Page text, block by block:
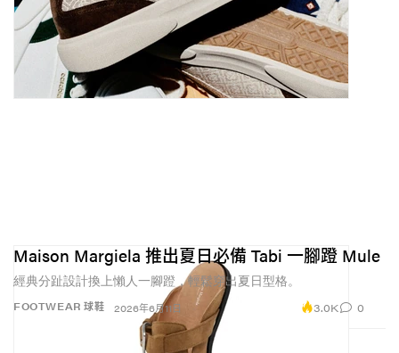
FOOTWEAR 球鞋
Maison Margiela 推出夏日必備 Tabi 一腳蹬 Mule
經典分趾設計換上懶人一腳蹬，輕鬆穿出夏日型格。
2026年6月11日 3.0K 0